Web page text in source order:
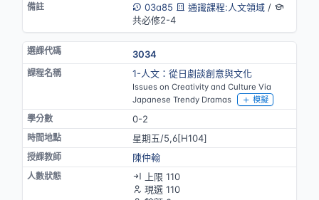
03a85
通識課程:人文領域/
共必修2-4
3034
1-人文：從日劇談創意與文化
Issues on Creativity and Culture Via
Japanese Trendy Dramas
模擬
0-2
星期五/5,6[H104]
陳仲翰
上限 110
現選 110